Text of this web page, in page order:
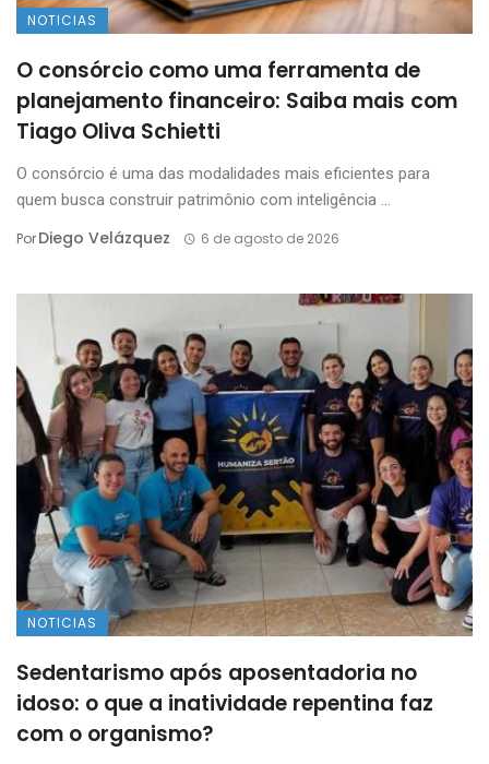
NOTICIAS
O consórcio como uma ferramenta de
planejamento financeiro: Saiba mais com
Tiago Oliva Schietti
O consórcio é uma das modalidades mais eficientes para
quem busca construir patrimônio com inteligência ...
PorDiego Velázquez 6 de agosto de 2026
NOTICIAS
Sedentarismo após aposentadoria no
idoso: o que a inatividade repentina faz
com o organismo?